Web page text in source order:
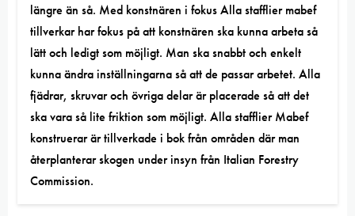
längre än så. Med konstnären i fokus Alla stafflier mabef
tillverkar har fokus på att konstnären ska kunna arbeta så
lätt och ledigt som möjligt. Man ska snabbt och enkelt
kunna ändra inställningarna så att de passar arbetet. Alla
fjädrar, skruvar och övriga delar är placerade så att det
ska vara så lite friktion som möjligt. Alla stafflier Mabef
konstruerar är tillverkade i bok från områden där man
återplanterar skogen under insyn från Italian Forestry
Commission.